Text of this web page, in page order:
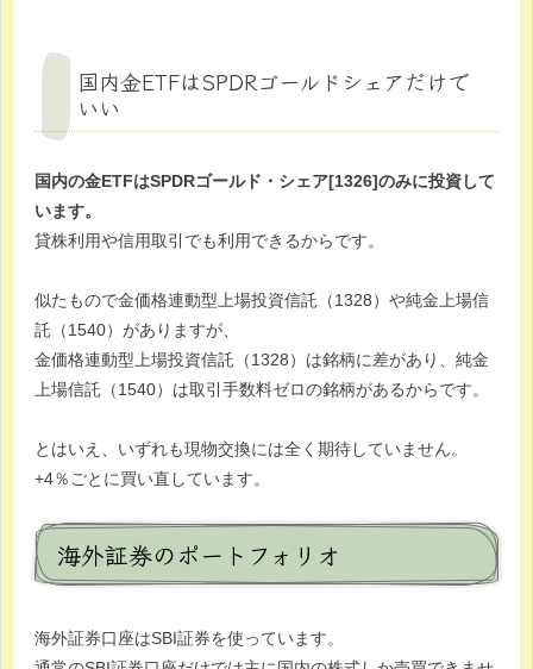
国内金ETFはSPDRゴールドシェアだけで
いい
国内の金ETFはSPDRゴールド・シェア[1326]のみに投資して
います。
貸株利用や信用取引でも利用できるからです。
似たもので金価格連動型上場投資信託（1328）や純金上場信
託（1540）がありますが、
金価格連動型上場投資信託（1328）は銘柄に差があり、純金
上場信託（1540）は取引手数料ゼロの銘柄があるからです。
とはいえ、いずれも現物交換には全く期待していません。
+4％ごとに買い直しています。
海外証券のポートフォリオ
海外証券口座はSBI証券を使っています。